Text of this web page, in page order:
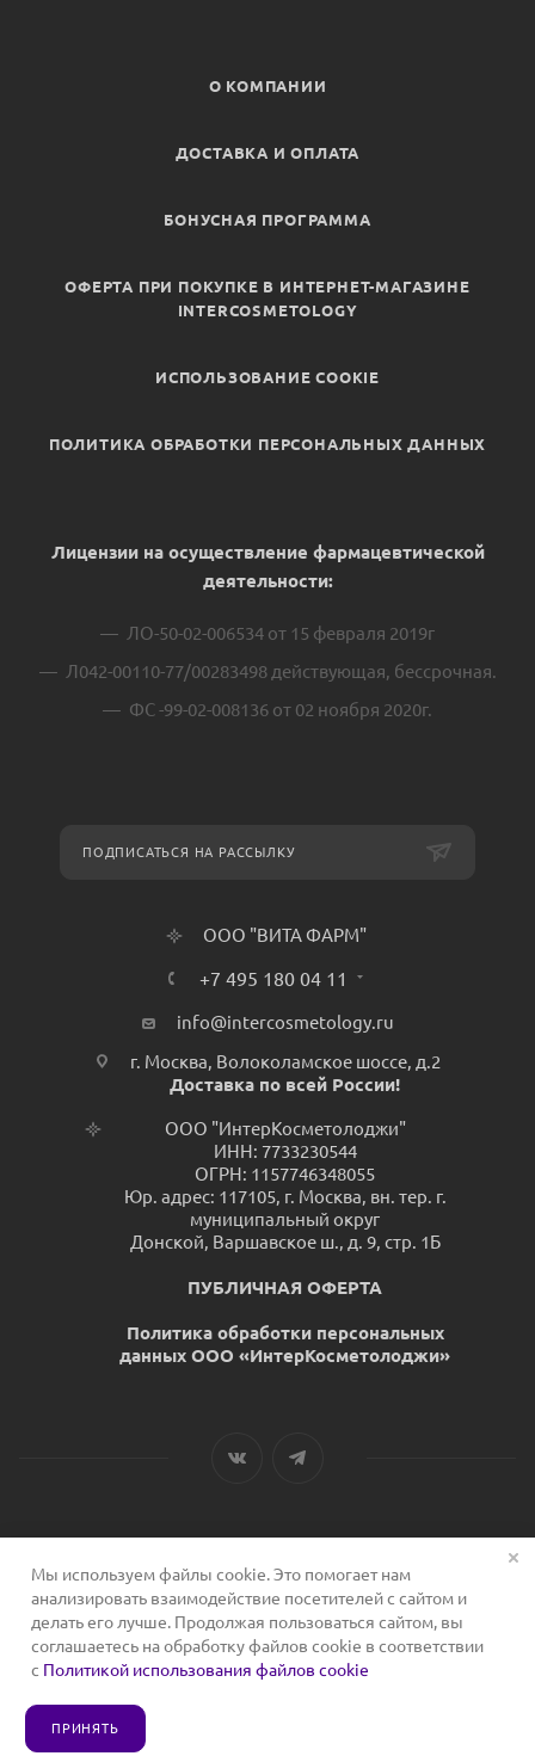
О КОМПАНИИ
ДОСТАВКА И ОПЛАТА
БОНУСНАЯ ПРОГРАММА
ОФЕРТА ПРИ ПОКУПКЕ В ИНТЕРНЕТ-МАГАЗИНЕ
INTERCOSMETOLOGY
ИСПОЛЬЗОВАНИЕ COOKIE
ПОЛИТИКА ОБРАБОТКИ ПЕРСОНАЛЬНЫХ ДАННЫХ
Лицензии на осуществление фармацевтической
деятельности:
ЛО-50-02-006534 от 15 февраля 2019г
Л042-00110-77/00283498 действующая, бессрочная.
ФС -99-02-008136 от 02 ноября 2020г.
ПОДПИСАТЬСЯ НА РАССЫЛКУ
ООО "ВИТА ФАРМ"
+7 495 180 04 11
info@intercosmetology.ru
г. Москва, Волоколамское шоссе, д.2
Доставка по всей России!
ООО "ИнтерКосметолоджи"
ИНН: 7733230544
ОГРН: 1157746348055
Юр. адрес: 117105, г. Москва, вн. тер. г.
муниципальный округ
Донской, Варшавское ш., д. 9, стр. 1Б
ПУБЛИЧНАЯ ОФЕРТА
Политика обработки персональных
данных ООО «ИнтерКосметолоджи»
2026 © Сервис для косметологов
Мы используем файлы cookie. Это помогает нам
анализировать взаимодействие посетителей с сайтом и
делать его лучше. Продолжая пользоваться сайтом, вы
соглашаетесь на обработку файлов cookie в соответствии
с Политикой использования файлов cookie
ПРИНЯТЬ